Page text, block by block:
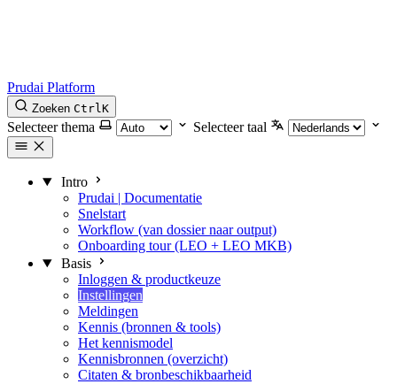
Prudai Platform
Zoeken CtrlK
Selecteer thema Selecteer taal
Intro
Prudai | Documentatie
Snelstart
Workflow (van dossier naar output)
Onboarding tour (LEO + LEO MKB)
Basis
Inloggen & productkeuze
Instellingen
Meldingen
Kennis (bronnen & tools)
Het kennismodel
Kennisbronnen (overzicht)
Citaten & bronbeschikbaarheid